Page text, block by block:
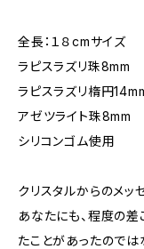
全長：１８cmサイズ
ラピスラズリ珠8mm
ラピスラズリ楕円
アゼツライト珠8mm
シリコンゴム使用
クリスタルからのメッ
あなたにも、程度の
たことがあったのでは